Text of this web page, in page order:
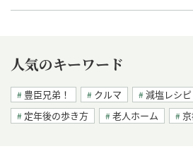
人気のキーワード
豊臣兄弟！ クルマ 減塩レシピ
定年後の歩き方
老人ホーム